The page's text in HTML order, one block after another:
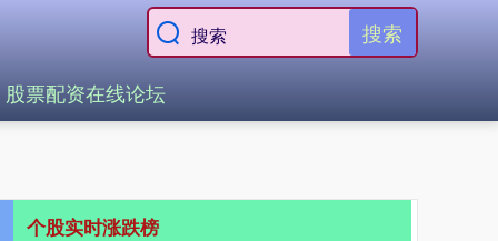
搜索
股票配资在线论坛
个股实时涨跌榜